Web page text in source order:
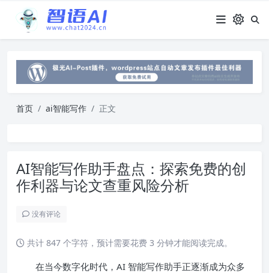
首页 ai智能写作 正文
AI智能写作助手盘点：探索免费的创
作利器与论文查重风险分析
没有评论
共计 847 个字符，预计需要花费 3 分钟才能阅读完成。
在当今数字化时代，AI 智能写作助手正逐渐成为众多